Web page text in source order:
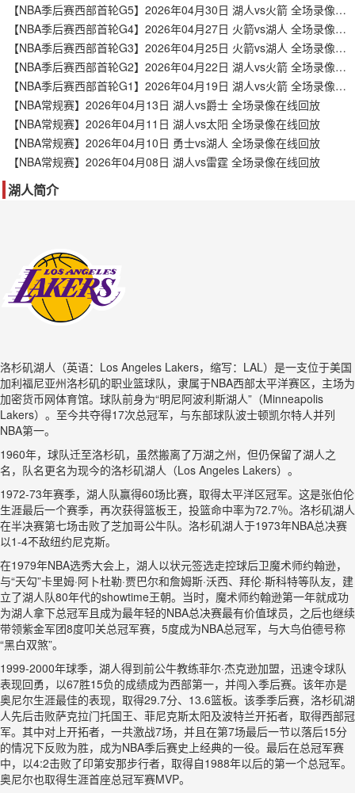
【NBA季后赛西部首轮G5】2026年04月30日 湖人vs火箭 全场录像在线回放
【NBA季后赛西部首轮G4】2026年04月27日 火箭vs湖人 全场录像在线回放
【NBA季后赛西部首轮G3】2026年04月25日 火箭vs湖人 全场录像在线回放
【NBA季后赛西部首轮G2】2026年04月22日 湖人vs火箭 全场录像在线回放
【NBA季后赛西部首轮G1】2026年04月19日 湖人vs火箭 全场录像在线回放
【NBA常规赛】2026年04月13日 湖人vs爵士 全场录像在线回放
【NBA常规赛】2026年04月11日 湖人vs太阳 全场录像在线回放
【NBA常规赛】2026年04月10日 勇士vs湖人 全场录像在线回放
【NBA常规赛】2026年04月08日 湖人vs雷霆 全场录像在线回放
湖人简介
洛杉矶湖人（英语：Los Angeles Lakers，缩写：LAL）是一支位于美国
加利福尼亚州洛杉矶的职业篮球队，隶属于NBA西部太平洋赛区，主场为
加密货币网体育馆。球队前身为“明尼阿波利斯湖人”（Minneapolis
Lakers）。至今共夺得17次总冠军，与东部球队波士顿凯尔特人并列
NBA第一。
1960年，球队迁至洛杉矶，虽然搬离了万湖之州，但仍保留了湖人之
名，队名更名为现今的洛杉矶湖人（Los Angeles Lakers）。
1972-73年赛季，湖人队赢得60场比赛，取得太平洋区冠军。这是张伯伦
生涯最后一个赛季，再次获得篮板王，投篮命中率为72.7％。洛杉矶湖人
在半决赛第七场击败了芝加哥公牛队。洛杉矶湖人于1973年NBA总决赛
以1-4不敌纽约尼克斯。
在1979年NBA选秀大会上，湖人以状元签选走控球后卫魔术师约翰逊，
与“天勾”卡里姆·阿卜杜勒·贾巴尔和詹姆斯·沃西、拜伦·斯科特等队友，建
立了湖人队80年代的showtime王朝。当时，魔术师约翰逊第一年就成功
为湖人拿下总冠军且成为最年轻的NBA总决赛最有价值球员，之后也继续
带领紫金军团8度叩关总冠军赛，5度成为NBA总冠军，与大鸟伯德号称
“黑白双煞”。
1999-2000年球季，湖人得到前公牛教练菲尔·杰克逊加盟，迅速令球队
表现回勇，以67胜15负的成绩成为西部第一，并闯入季后赛。该年亦是
奥尼尔生涯最佳的表现，取得29.7分、13.6篮板。该季季后赛，洛杉矶湖
人先后击败萨克拉门托国王、菲尼克斯太阳及波特兰开拓者，取得西部冠
军。其中对上开拓者，一共激战7场，并且在第7场最后一节以落后15分
的情况下反败为胜，成为NBA季后赛史上经典的一役。最后在总冠军赛
中，以4:2击败了印第安那步行者，取得自1988年以后的第一个总冠军。
奥尼尔也取得生涯首座总冠军赛MVP。